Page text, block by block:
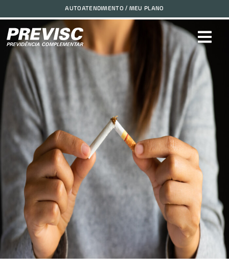
AUTOATENDIMENTO / MEU PLANO
Aposentados: Prevenção e Combate ao Fumo!2024-08-15